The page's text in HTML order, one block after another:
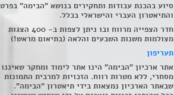
סיוע בהכנת עבודות ותחקירים בנושא "הבימה" בפרט
והתיאטרון העברי והישראלי בכלל.
חדר הצפייה מרווח ובו ניתן לצפות ב- 400 הצגות
מצולמות משנות השבעים והלאה (בתיאום מראש!)
תעריפון
אתר ארכיון "הבימה" הינו אתר לימוד ומחקר שאיננו
מסחרי, ללא מטרות רווח. הזכויות למרבית התמונות
שבאתר הארכיון נמצאות בידי תיאטרון "הבימה".